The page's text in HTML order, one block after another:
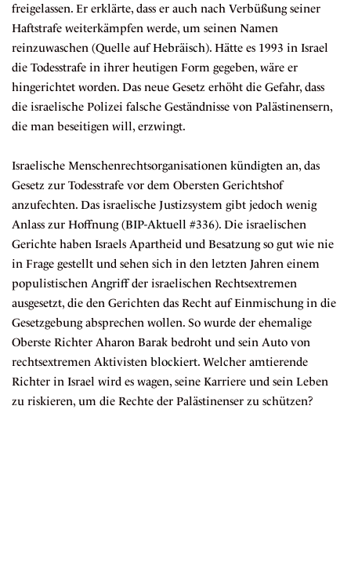
freigelassen. Er erklärte, dass er auch nach Verbüßung seiner
Haftstrafe weiterkämpfen werde, um seinen Namen
reinzuwaschen (Quelle aufHebräisch). Hätte es 1993 in Israel
die Todesstrafe in ihrer heutigen Form gegeben, wäre er
hingerichtet worden. Das neue Gesetz erhöht die Gefahr, dass
die israelische Polizei falsche Geständnisse von Palästinensern,
die man beseitigen will, erzwingt.
Israelische Menschenrechtsorganisationen kündigten an, das
Gesetz zur Todesstrafe vor dem Obersten Gerichtshof
anzufechten. Das israelische Justizsystem gibt jedoch wenig
Anlass zur Hoffnung (BIP-Aktuell #336). Die israelischen
Gerichte haben Israels Apartheid und Besatzung so gut wie nie
in Frage gestellt und sehen sich in den letzten Jahren einem
populistischen Angriffder israelischen Rechtsextremen
ausgesetzt, die den Gerichten das Recht auf Einmischung in die
Gesetzgebung absprechen wollen. So wurde der ehemalige
Oberste Richter Aharon Barak bedroht und sein Auto von
rechtsextremen Aktivisten blockiert. Welcher amtierende
Richter in Israel wird es wagen, seine Karriere und sein Leben
zu riskieren, um die Rechte der Palästinenser zu schützen?